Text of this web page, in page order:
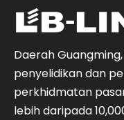
Daerah
penyelidikan dan
perkhidmatan
lebih daripada